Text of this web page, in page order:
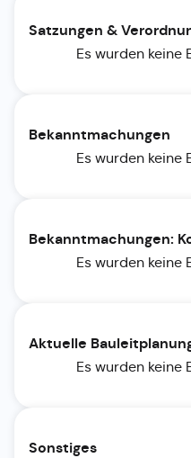
Satzungen &
Es wurden keine
Bekanntmachungen
Es wurden keine
Bekanntmachungen:
Es wurden keine
Aktuelle
Es wurden keine
Sonstiges